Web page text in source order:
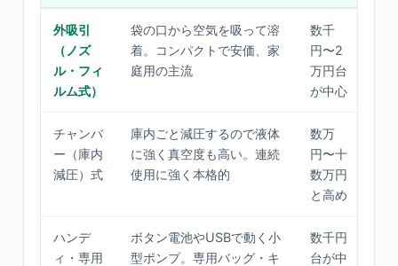
外吸引
（ノズ
ル・フィ
ルム式）
袋の口から空気を吸って溶
着。コンパクトで安価、家
庭用の主流
数千
円〜2
万円台
が中心
チャンバ
ー（庫内
減圧）式
庫内ごと減圧するので液体
に強く真空度も高い。連続
使用に強く本格的
数万
円〜十
数万円
と高め
ハンデ
ィ・専用
ボタン電池やUSBで動く小
型ポンプ。専用バッグ・キ
数千円
台が中